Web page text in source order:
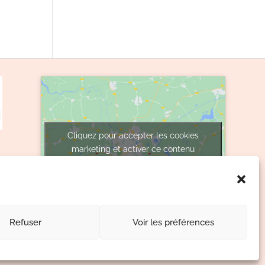
Refuser Voir les préférences
Cliquez pour accepter les cookies
marketing et activer ce contenu